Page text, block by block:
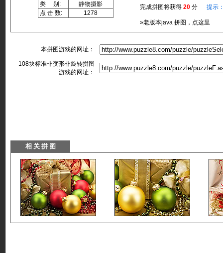
类 别:
静物摄影
点 击 数:
1278
完成拼图将获得 20 分 提示
»老版本java 拼图，点这里
本拼图游戏的网址：
108块标准非变形非旋转拼图
游戏的网址：